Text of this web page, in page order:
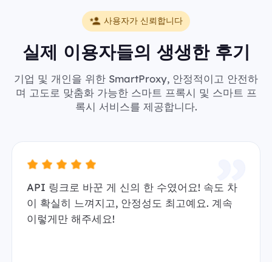
사용자가 신뢰합니다
실제 이용자들의 생생한 후기
기업 및 개인을 위한 SmartProxy, 안정적이고 안전하
며 고도로 맞춤화 가능한 스마트 프록시 및 스마트 프
록시 서비스를 제공합니다.
API 링크로 바꾼 게 신의 한 수였어요! 속도 차
이 확실히 느껴지고, 안정성도 최고예요. 계속
이렇게만 해주세요!